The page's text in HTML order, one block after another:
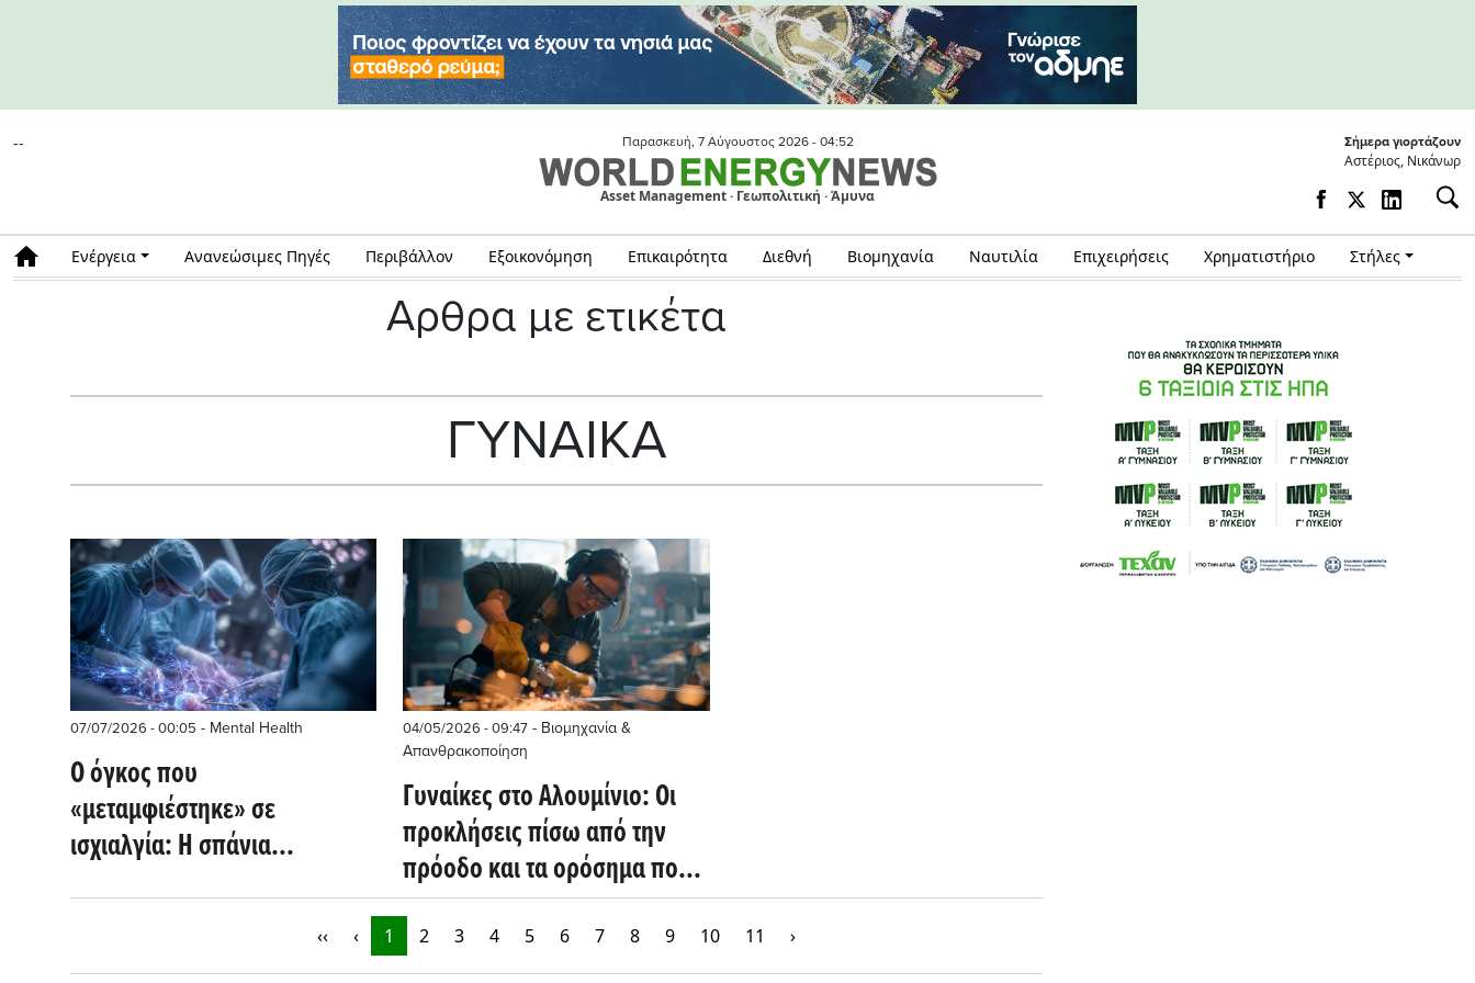
-- Παρασκευή, 7 Αύγουστος 2026 - 04:52
Asset Management · Γεωπολιτική · Άμυνα
Σήμερα γιορτάζουν
Αστέριος, Νικάνωρ
Ενέργεια Ανανεώσιμες Πηγές Περιβάλλον Εξοικονόμηση Επικαιρότητα Διεθνή Βιομηχανία Ναυτιλία Επιχειρήσεις Χρηματιστήριο Στήλες
Αρθρα με ετικέτα
ΓΥΝΑΙΚΑ
07/07/2026 - 00:05 - Mental Health
Ο όγκος που
«μεταμφιέστηκε» σε
ισχιαλγία: Η σπάνια
04/05/2026 - 09:47 - Βιομηχανία &
Απανθρακοποίηση
Γυναίκες στο Αλουμίνιο: Οι
προκλήσεις πίσω από την
πρόοδο και τα ορόσημα που
ακολούθησαν
‹‹ ‹ 1 2 3 4 5 6 7 8 9 10 11 ›